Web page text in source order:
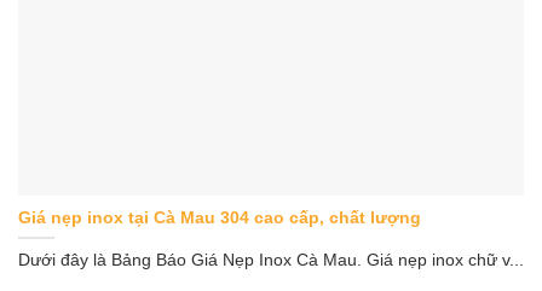
Giá nẹp inox tại Cà Mau 304 cao cấp, chất lượng
Dưới đây là Bảng Báo Giá Nẹp Inox Cà Mau. Giá nẹp inox chữ v...